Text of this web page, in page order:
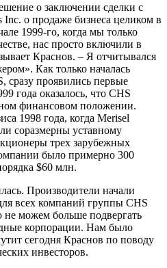
о заключении сделки с
о продаже бизнеса целиком в
1999-го, когда мы только
нас просто включили в
Краснов. – Я отчитывался
Как только началась
сразу проявились первые
года оказалось, что CHS
финансовом положении.
1998 года, когда Merisel
соразмерны уставному
трех зарубежных
было примерно 300
$60 млн.
Производители начали
всех компаний группы CHS
можем больше подвергать
корпорации. Нам было
сегодня Краснов по поводу
инвесторов.